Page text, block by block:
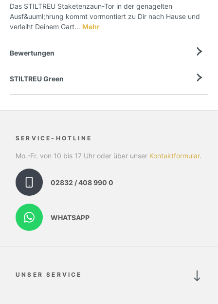
Das STILTREU Staketenzaun-Tor in der genagelten
Ausf&uuml;hrung kommt vormontiert zu Dir nach Hause und
verleiht Deinem Gart… Mehr
Bewertungen
STILTREU Green
SERVICE-HOTLINE
Mo.-Fr. von 10 bis 17 Uhr oder über unser Kontaktformular.
02832 / 408 990 0
WHATSAPP
UNSER SERVICE